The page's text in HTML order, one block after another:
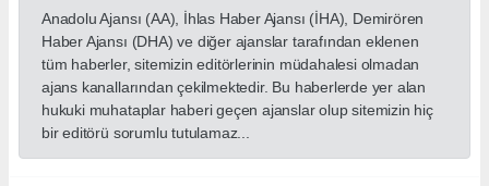
Anadolu Ajansı (AA), İhlas Haber Ajansı (İHA), Demirören
Haber Ajansı (DHA) ve diğer ajanslar tarafından eklenen
tüm haberler, sitemizin editörlerinin müdahalesi olmadan
ajans kanallarından çekilmektedir. Bu haberlerde yer alan
hukuki muhataplar haberi geçen ajanslar olup sitemizin hiç
bir editörü sorumlu tutulamaz...